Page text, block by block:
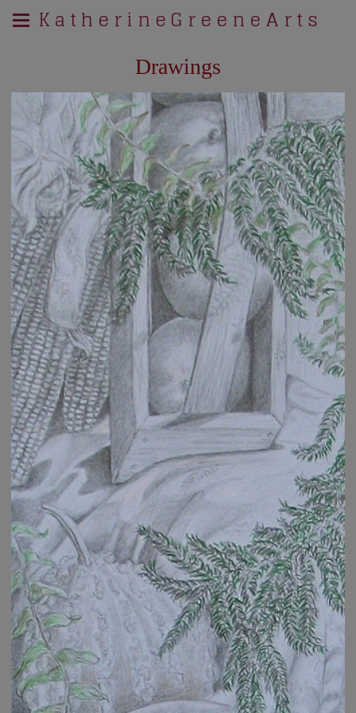
K a t h e r i n e G r e e n e A r t s
Drawings